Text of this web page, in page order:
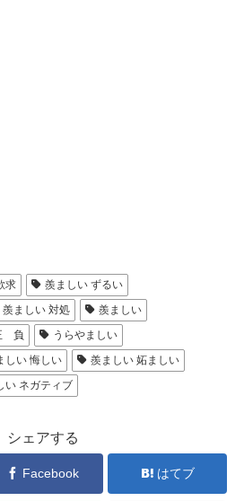
求
羨ましい ずるい
羨ましい 対処
羨ましい
負
うらやましい
しい 悔しい
羨ましい 妬ましい
い ネガティブ
シェアする
Facebook はてブ